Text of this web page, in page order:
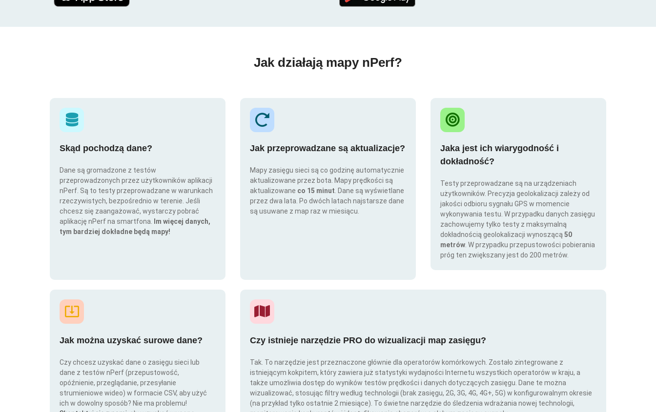
Jak działają mapy nPerf?
Skąd pochodzą dane?
Dane są gromadzone z testów
przeprowadzonych przez użytkowników aplikacji
nPerf. Są to testy przeprowadzane w warunkach
rzeczywistych, bezpośrednio w terenie. Jeśli
chcesz się zaangażować, wystarczy pobrać
aplikację nPerf na smartfona.
Im więcej danych,
tym bardziej dokładne będą mapy!
Jak przeprowadzane są aktualizacje?
Mapy zasięgu sieci są co godzinę automatycznie
aktualizowane przez bota. Mapy prędkości są
aktualizowane co 15 minut . Dane są wyświetlane
przez dwa lata. Po dwóch latach najstarsze dane
są usuwane z map raz w miesiącu.
Jaka jest ich wiarygodność i
dokładność?
Testy przeprowadzane są na urządzeniach
użytkowników. Precyzja geolokalizacji zależy od
jakości odbioru sygnału GPS w momencie
wykonywania testu. W przypadku danych zasięgu
zachowujemy tylko testy z maksymalną
dokładnością geolokalizacji wynoszącą 50
metrów . W przypadku przepustowości pobierania
próg ten zwiększany jest do 200 metrów.
Jak można uzyskać surowe dane?
Czy chcesz uzyskać dane o zasięgu sieci lub
dane z testów nPerf (przepustowość,
opóźnienie, przeglądanie, przesyłanie
strumieniowe wideo) w formacie CSV, aby użyć
ich w dowolny sposób? Nie ma problemu!
Czy istnieje narzędzie PRO do wizualizacji map zasięgu?
Tak. To narzędzie jest przeznaczone głównie dla operatorów komórkowych. Zostało zintegrowane z
istniejącym kokpitem, który zawiera już statystyki wydajności Internetu wszystkich operatorów w kraju, a
także umożliwia dostęp do wyników testów prędkości i danych dotyczących zasięgu. Dane te można
wizualizować, stosując filtry według technologii (brak zasięgu, 2G, 3G, 4G, 4G+, 5G) w konfigurowalnym okresie
(na przykład tylko ostatnie 2 miesiące). To świetne narzędzie do śledzenia wdrażania nowej technologii,